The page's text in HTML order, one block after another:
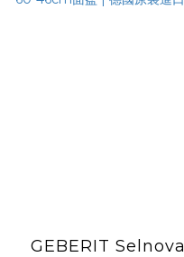
GEBERIT Selnova